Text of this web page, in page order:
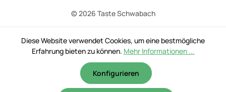
© 2026 Taste Schwabach
Diese Website verwendet Cookies, um eine bestmögliche
Erfahrung bieten zu können. Mehr Informationen ...
Konfigurieren